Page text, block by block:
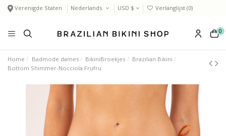
Verenigde Staten Nederlands USD $ Verlanglijst (0)
0
Home Badmode dames BikiniBroekjes
Brazilian Bikini
Bottom Shimmer-Nocciola Frufru